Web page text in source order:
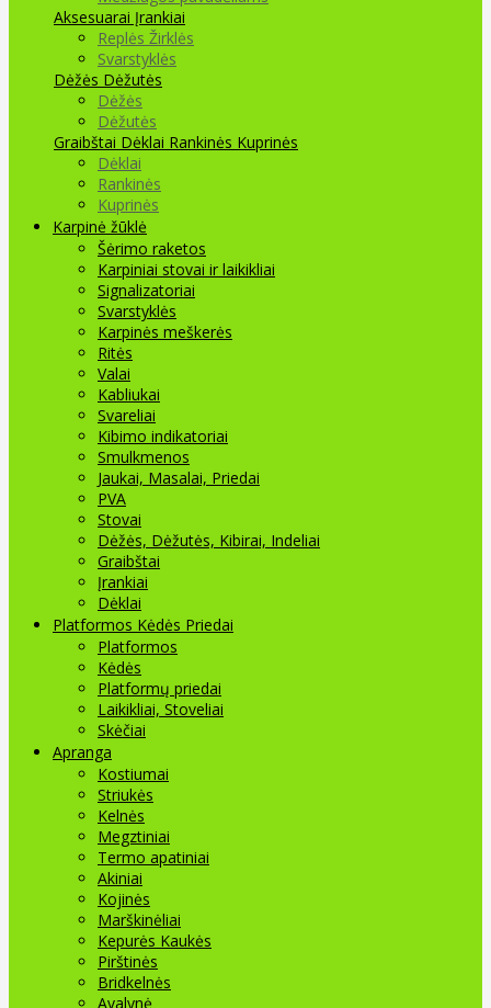
Aksesuarai Įrankiai
Replės Žirklės
Svarstyklės
Dėžės Dėžutės
Dėžės
Dėžutės
Graibštai Dėklai Rankinės Kuprinės
Dėklai
Rankinės
Kuprinės
Karpinė žūklė
Šėrimo raketos
Karpiniai stovai ir laikikliai
Signalizatoriai
Svarstyklės
Karpinės meškerės
Ritės
Valai
Kabliukai
Svareliai
Kibimo indikatoriai
Smulkmenos
Jaukai, Masalai, Priedai
PVA
Stovai
Dėžės, Dėžutės, Kibirai, Indeliai
Graibštai
Įrankiai
Dėklai
Platformos Kėdės Priedai
Platformos
Kėdės
Platformų priedai
Laikikliai, Stoveliai
Skėčiai
Apranga
Kostiumai
Striukės
Kelnės
Megztiniai
Termo apatiniai
Akiniai
Kojinės
Marškinėliai
Kepurės Kaukės
Pirštinės
Bridkelnės
Avalynė